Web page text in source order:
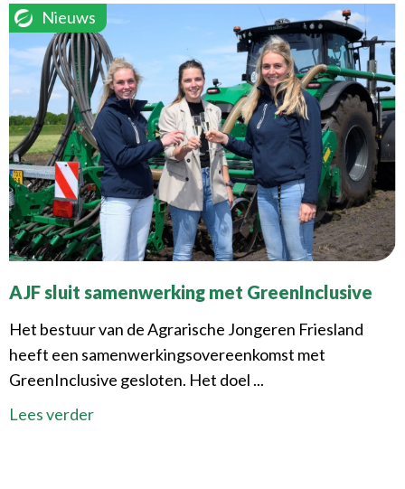
Nieuws
AJF sluit samenwerking met GreenInclusive
Het bestuur van de Agrarische Jongeren Friesland
heeft een samenwerkingsovereenkomst met
GreenInclusive gesloten. Het doel ...
Lees verder